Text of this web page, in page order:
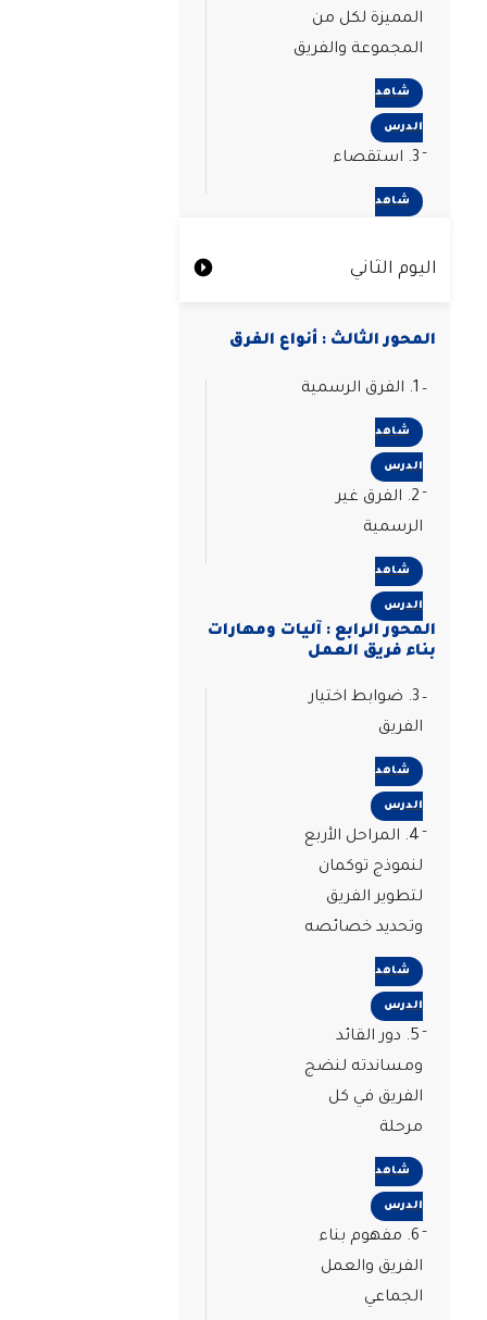
المميزة لكل من
المجموعة والفريق
شاهد
الدرس
شاهد
اليوم الثاني
المحور الثالث : أنواع الفرق
شاهد
الدرس
2. الفرق غير
الرسمية
شاهد
الدرس
المحور الرابع : آليات ومهارات
بناء فريق العمل
3. ضوابط اختيار
الفريق
شاهد
الدرس
4. المراحل الأربع
لنموذج توكمان
لتطوير الفريق
وتحديد خصائصه
شاهد
الدرس
5. دور القائد
ومساندته لنضج
الفريق في كل
مرحلة
شاهد
الدرس
6. مفهوم بناء
الفريق والعمل
الجماعي